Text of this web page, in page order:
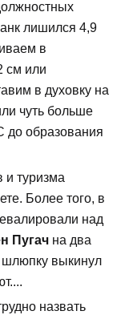
лишился 4,9
в
см или
в духовку на
чуть больше
до образования
и туризма
Более того, в
над
Пугач на два
шлюпку выкинул
назвать